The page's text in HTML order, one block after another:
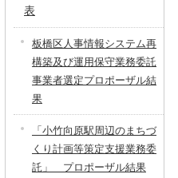
表
板橋区人事情報システム再
構築及び運用保守業務委託
事業者選定プロポーザル結
果
「小竹向原駅周辺のまちづ
くり計画等策定支援業務委
託」 プロポーザル結果